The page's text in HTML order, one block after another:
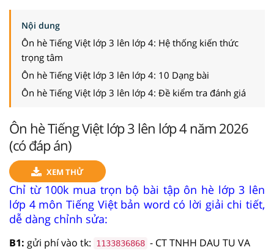
Nội dung
Ôn hè Tiếng Việt lớp 3 lên lớp 4: Hệ thống kiến thức
trọng tâm
Ôn hè Tiếng Việt lớp 3 lên lớp 4: 10 Dạng bài
Ôn hè Tiếng Việt lớp 3 lên lớp 4: Đề kiểm tra đánh giá
Ôn hè Tiếng Việt lớp 3 lên lớp 4 năm 2026
(có đáp án)
XEM THỬ
Chỉ từ 100k mua trọn bộ bài tập ôn hè lớp 3 lên
lớp 4 môn Tiếng Việt bản word có lời giải chi tiết,
dễ dàng chỉnh sửa:
B1: gửi phí vào tk: 1133836868 - CT TNHH DAU TU VA